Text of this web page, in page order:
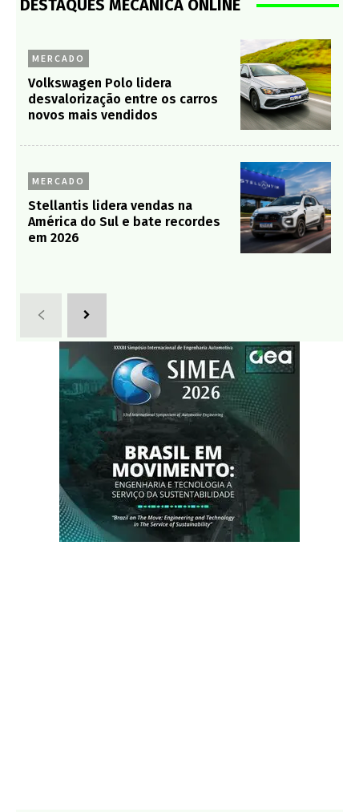
DESTAQUES MECÂNICA ONLINE
MERCADO
Volkswagen Polo lidera
desvalorização entre os carros
novos mais vendidos
MERCADO
Stellantis lidera vendas na
América do Sul e bate recordes
em 2026